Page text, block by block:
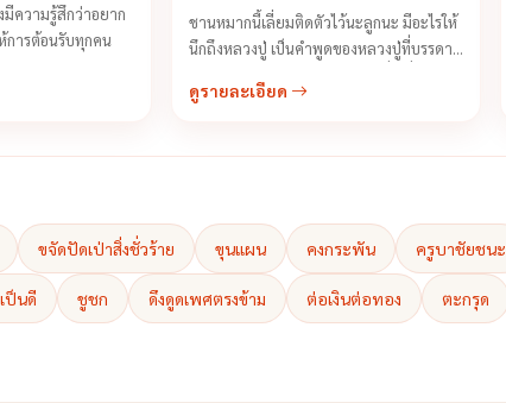
มีความรู้สึกว่าอยาก
การต้อนรับทุกคน
ชานหมากนี้เลี่ยมติดตัวไว้นะลูกนะ มีอะไรให้
นึกถึงหลวงปู่ เป็นคำพูดของหลวงปู่ที่บรรดา
พร้อมกับมอบชานหมากพร้อมภาพถ่ายของ
ทุน ชานหมากของหลวงปู่ ซึ่งหลวงปู่ท่านแจก
ดูรายละเอียด
ขจัดปัดเป่าสิ่งชั่วร้าย ขุนแผน คงกระพัน ครูบาชัยชนะ
ป็นดี ชูชก ดึงดูดเพศตรงข้าม ต่อเงินต่อทอง ตะกรุด